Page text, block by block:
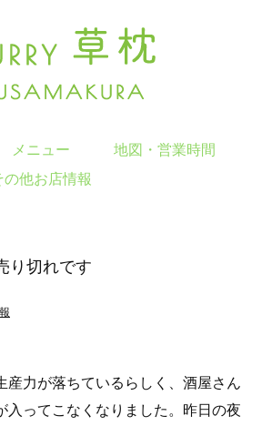
メニュー
地図・営業時間
の他お店情報
り切れです
産力が落ちているらしく、酒屋さん
入ってこなくなりました。昨日の夜